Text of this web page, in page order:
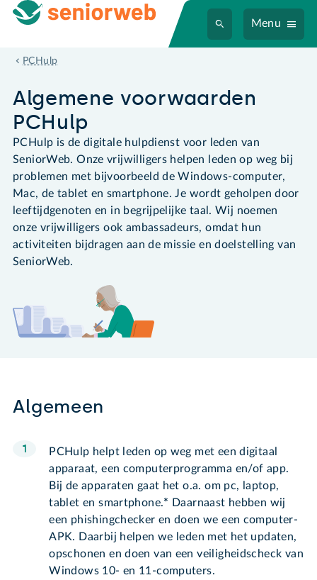
Menu
PCHulp
Algemene voorwaarden
Algemene voorwaarden
PCHulp
PCHulp is de digitale hulpdienst voor leden van
SeniorWeb. Onze vrijwilligers helpen leden op weg bij
problemen met bijvoorbeeld de Windows-computer,
Mac, de tablet en smartphone. Je wordt geholpen door
leeftijdgenoten en in begrijpelijke taal. Wij noemen
onze vrijwilligers ook ambassadeurs, omdat hun
activiteiten bijdragen aan de missie en doelstelling van
SeniorWeb.
Algemeen
PCHulp helpt leden op weg met een digitaal
apparaat, een computerprogramma en/of app.
Bij de apparaten gaat het o.a. om pc, laptop,
tablet en smartphone.* Daarnaast hebben wij
een phishingchecker en doen we een computer-
APK. Daarbij helpen we leden met het updaten,
opschonen en doen van een veiligheidscheck van
Windows 10- en 11-computers.